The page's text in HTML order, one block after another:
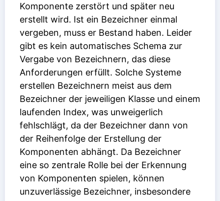
Komponente zerstört und später neu
erstellt wird. Ist ein Bezeichner einmal
vergeben, muss er Bestand haben. Leider
gibt es kein automatisches Schema zur
Vergabe von Bezeichnern, das diese
Anforderungen erfüllt. Solche Systeme
erstellen Bezeichnern meist aus dem
Bezeichner der jeweiligen Klasse und einem
laufenden Index, was unweigerlich
fehlschlägt, da der Bezeichner dann von
der Reihenfolge der Erstellung der
Komponenten abhängt. Da Bezeichner
eine so zentrale Rolle bei der Erkennung
von Komponenten spielen, können
unzuverlässige Bezeichner, insbesondere